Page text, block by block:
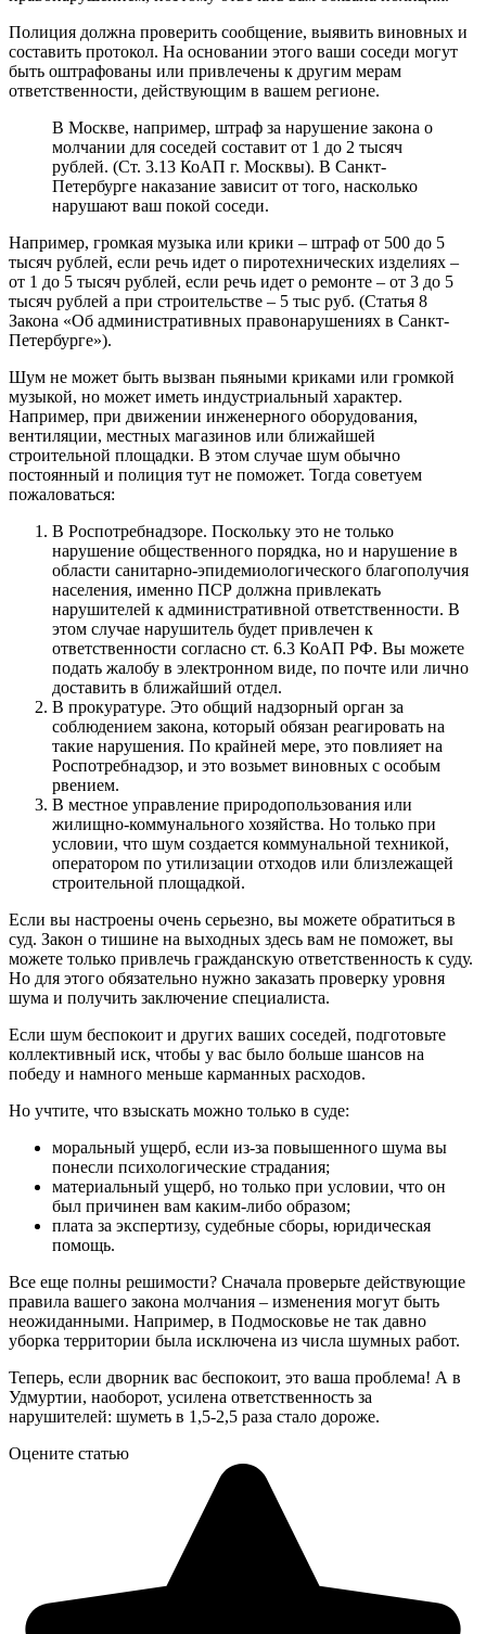
Полиция должна проверить сообщение, выявить виновных и
составить протокол. На основании этого ваши соседи могут
быть оштрафованы или привлечены к другим мерам
ответственности, действующим в вашем регионе.
В Москве, например, штраф за нарушение закона о
молчании для соседей составит от 1 до 2 тысяч
рублей. (Ст. 3.13 КоАП г. Москвы). В Санкт-
Петербурге наказание зависит от того, насколько
нарушают ваш покой соседи.
Например, громкая музыка или крики – штраф от 500 до 5
тысяч рублей, если речь идет о пиротехнических изделиях –
от 1 до 5 тысяч рублей, если речь идет о ремонте – от 3 до 5
тысяч рублей а при строительстве – 5 тыс руб. (Статья 8
Закона «Об административных правонарушениях в Санкт-
Петербурге»).
Шум не может быть вызван пьяными криками или громкой
музыкой, но может иметь индустриальный характер.
Например, при движении инженерного оборудования,
вентиляции, местных магазинов или ближайшей
строительной площадки. В этом случае шум обычно
постоянный и полиция тут не поможет. Тогда советуем
пожаловаться:
В Роспотребнадзоре. Поскольку это не только
нарушение общественного порядка, но и нарушение в
области санитарно-эпидемиологического благополучия
населения, именно ПСР должна привлекать
нарушителей к административной ответственности. В
этом случае нарушитель будет привлечен к
ответственности согласно ст. 6.3 КоАП РФ. Вы можете
подать жалобу в электронном виде, по почте или лично
доставить в ближайший отдел.
В прокуратуре. Это общий надзорный орган за
соблюдением закона, который обязан реагировать на
такие нарушения. По крайней мере, это повлияет на
Роспотребнадзор, и это возьмет виновных с особым
рвением.
В местное управление природопользования или
жилищно-коммунального хозяйства. Но только при
условии, что шум создается коммунальной техникой,
оператором по утилизации отходов или близлежащей
строительной площадкой.
Если вы настроены очень серьезно, вы можете обратиться в
суд. Закон о тишине на выходных здесь вам не поможет, вы
можете только привлечь гражданскую ответственность к суду.
Но для этого обязательно нужно заказать проверку уровня
шума и получить заключение специалиста.
Если шум беспокоит и других ваших соседей, подготовьте
коллективный иск, чтобы у вас было больше шансов на
победу и намного меньше карманных расходов.
Но учтите, что взыскать можно только в суде:
моральный ущерб, если из-за повышенного шума вы
понесли психологические страдания;
материальный ущерб, но только при условии, что он
был причинен вам каким-либо образом;
плата за экспертизу, судебные сборы, юридическая
помощь.
Все еще полны решимости? Сначала проверьте действующие
правила вашего закона молчания – изменения могут быть
неожиданными. Например, в Подмосковье не так давно
уборка территории была исключена из числа шумных работ.
Теперь, если дворник вас беспокоит, это ваша проблема! А в
Удмуртии, наоборот, усилена ответственность за
нарушителей: шуметь в 1,5-2,5 раза стало дороже.
Оцените статью